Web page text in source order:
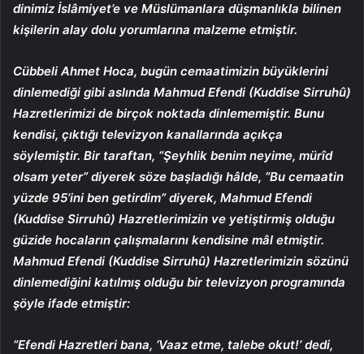
dinimiz İslâmiyet’e ve Müslümanlara düşmanlıkla bilinen
kişilerin alay dolu yorumlarına malzeme etmiştir.
Cübbeli Ahmet Hoca, bugün cemaatimizin büyüklerini
dinlemediği gibi aslında Mahmud Efendi (Kuddise Sirruhû)
Hazretlerimizi de birçok noktada dinlememiştir. Bunu
kendisi, çıktığı televizyon kanallarında açıkça
söylemiştir. Bir taraftan, “Şeyhlik benim neyime, mürîd
olsam yeter” diyerek söze başladığı hâlde, “Bu cemaatin
yüzde 95’ini ben getirdim” diyerek, Mahmud Efendi
(Kuddise Sirruhû) Hazretlerimizin ve yetiştirmiş olduğu
güzide hocaların çalışmalarını kendisine mâl etmiştir.
Mahmud Efendi (Kuddise Sirruhû) Hazretlerimizin sözünü
dinlemediğini katılmış olduğu bir televizyon programında
şöyle ifade etmiştir:
“Efendi Hazretleri bana, ‘Vaaz etme, talebe okut!’ dedi,